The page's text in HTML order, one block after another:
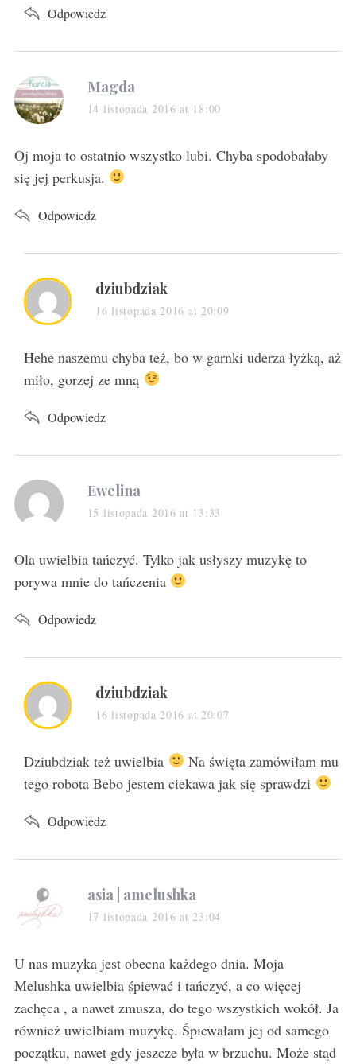
Odpowiedz
s
a
s
:
Magda
14 listopada 2016 at 18:00
Oj moja to ostatnio wszystko lubi. Chyba spodobałaby
się jej perkusja.
Odpowiedz
s
a
s
:
dziubdziak
16 listopada 2016 at 20:09
Hehe naszemu chyba też, bo w garnki uderza łyżką, aż
miło, gorzej ze mną
Odpowiedz
s
a
s
:
Ewelina
15 listopada 2016 at 13:33
Ola uwielbia tańczyć. Tylko jak usłyszy muzykę to
porywa mnie do tańczenia
Odpowiedz
s
a
s
:
dziubdziak
16 listopada 2016 at 20:07
Dziubdziak też uwielbia
Na święta zamówiłam mu
tego robota Bebo jestem ciekawa jak się sprawdzi
Odpowiedz
s
a
s
:
asia | amelushka
17 listopada 2016 at 23:04
U nas muzyka jest obecna każdego dnia. Moja
Melushka uwielbia śpiewać i tańczyć, a co więcej
zachęca , a nawet zmusza, do tego wszystkich wokół. Ja
również uwielbiam muzykę. Śpiewałam jej od samego
początku, nawet gdy jeszcze była w brzuchu. Może stąd